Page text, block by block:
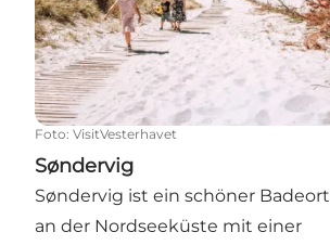
Foto: VisitVesterhavet
Søndervig
Søndervig ist ein schöner Badeort
an der Nordseeküste mit einer